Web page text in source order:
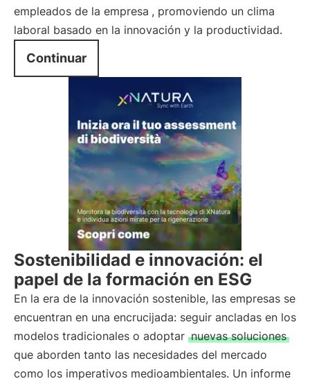
empleados de la empresa , promoviendo un clima
laboral basado en la innovación y la productividad.
Continuar
Sostenibilidad e innovación: el
papel de la formación en ESG
En la era de la innovación sostenible, las empresas se
encuentran en una encrucijada: seguir ancladas en los
modelos tradicionales o adoptar nuevas soluciones
que aborden tanto las necesidades del mercado
como los imperativos medioambientales. Un informe